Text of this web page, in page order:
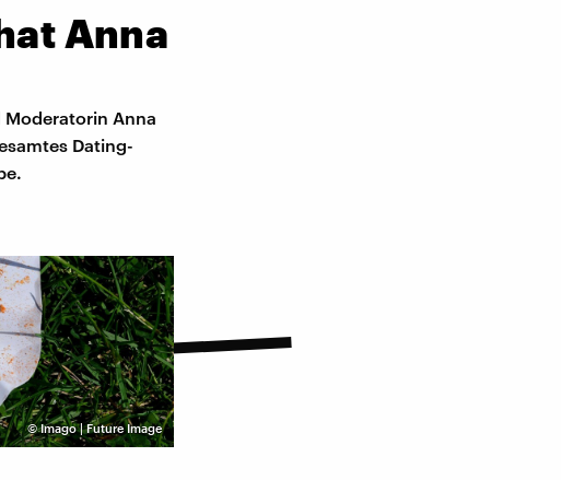
Anna
Moderatorin Anna
Dating-
©Imago | Future Image